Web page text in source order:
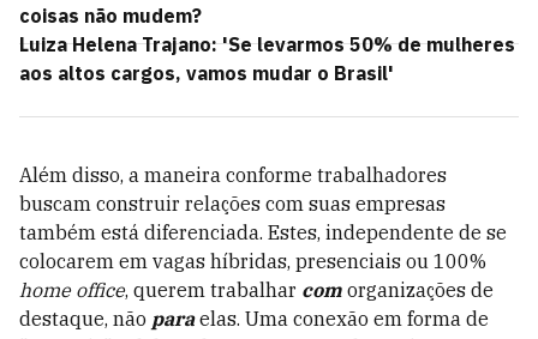
coisas não mudem?
Luiza Helena Trajano: 'Se levarmos 50% de mulheres
aos altos cargos, vamos mudar o Brasil'
Além disso, a maneira conforme trabalhadores
buscam construir relações com suas empresas
também está diferenciada. Estes, independente de se
colocarem em vagas híbridas, presenciais ou 100%
home office, querem trabalhar com organizações de
destaque, não paraelas. Uma conexão em forma de